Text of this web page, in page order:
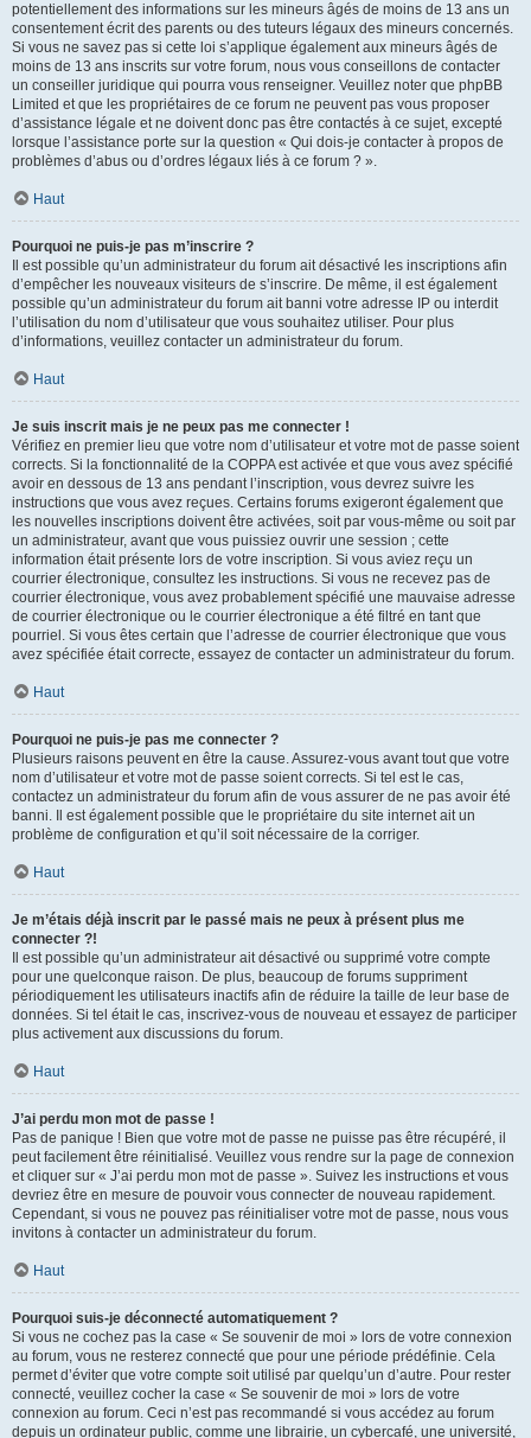
potentiellement des informations sur les mineurs âgés de moins de 13 ans un
consentement écrit des parents ou des tuteurs légaux des mineurs concernés.
Si vous ne savez pas si cette loi s’applique également aux mineurs âgés de
moins de 13 ans inscrits sur votre forum, nous vous conseillons de contacter
un conseiller juridique qui pourra vous renseigner. Veuillez noter que phpBB
Limited et que les propriétaires de ce forum ne peuvent pas vous proposer
d’assistance légale et ne doivent donc pas être contactés à ce sujet, excepté
lorsque l’assistance porte sur la question « Qui dois-je contacter à propos de
problèmes d’abus ou d’ordres légaux liés à ce forum ? ».
Haut
Pourquoi ne puis-je pas m’inscrire ?
Il est possible qu’un administrateur du forum ait désactivé les inscriptions afin
d’empêcher les nouveaux visiteurs de s’inscrire. De même, il est également
possible qu’un administrateur du forum ait banni votre adresse IP ou interdit
l’utilisation du nom d’utilisateur que vous souhaitez utiliser. Pour plus
d’informations, veuillez contacter un administrateur du forum.
Haut
Je suis inscrit mais je ne peux pas me connecter !
Vérifiez en premier lieu que votre nom d’utilisateur et votre mot de passe soient
corrects. Si la fonctionnalité de la COPPA est activée et que vous avez spécifié
avoir en dessous de 13 ans pendant l’inscription, vous devrez suivre les
instructions que vous avez reçues. Certains forums exigeront également que
les nouvelles inscriptions doivent être activées, soit par vous-même ou soit par
un administrateur, avant que vous puissiez ouvrir une session ; cette
information était présente lors de votre inscription. Si vous aviez reçu un
courrier électronique, consultez les instructions. Si vous ne recevez pas de
courrier électronique, vous avez probablement spécifié une mauvaise adresse
de courrier électronique ou le courrier électronique a été filtré en tant que
pourriel. Si vous êtes certain que l’adresse de courrier électronique que vous
avez spécifiée était correcte, essayez de contacter un administrateur du forum.
Haut
Pourquoi ne puis-je pas me connecter ?
Plusieurs raisons peuvent en être la cause. Assurez-vous avant tout que votre
nom d’utilisateur et votre mot de passe soient corrects. Si tel est le cas,
contactez un administrateur du forum afin de vous assurer de ne pas avoir été
banni. Il est également possible que le propriétaire du site internet ait un
problème de configuration et qu’il soit nécessaire de la corriger.
Haut
Je m’étais déjà inscrit par le passé mais ne peux à présent plus me
connecter ?!
Il est possible qu’un administrateur ait désactivé ou supprimé votre compte
pour une quelconque raison. De plus, beaucoup de forums suppriment
périodiquement les utilisateurs inactifs afin de réduire la taille de leur base de
données. Si tel était le cas, inscrivez-vous de nouveau et essayez de participer
plus activement aux discussions du forum.
Haut
J’ai perdu mon mot de passe !
Pas de panique ! Bien que votre mot de passe ne puisse pas être récupéré, il
peut facilement être réinitialisé. Veuillez vous rendre sur la page de connexion
et cliquer sur « J’ai perdu mon mot de passe ». Suivez les instructions et vous
devriez être en mesure de pouvoir vous connecter de nouveau rapidement.
Cependant, si vous ne pouvez pas réinitialiser votre mot de passe, nous vous
invitons à contacter un administrateur du forum.
Haut
Pourquoi suis-je déconnecté automatiquement ?
Si vous ne cochez pas la case « Se souvenir de moi » lors de votre connexion
au forum, vous ne resterez connecté que pour une période prédéfinie. Cela
permet d’éviter que votre compte soit utilisé par quelqu’un d’autre. Pour rester
connecté, veuillez cocher la case « Se souvenir de moi » lors de votre
connexion au forum. Ceci n’est pas recommandé si vous accédez au forum
depuis un ordinateur public, comme une librairie, un cybercafé, une université,